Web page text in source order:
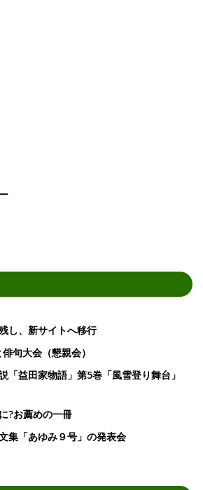
し、新サイトへ移行
句大会（懇親会）
「益田家物語」第5巻「風雪登り舞台」
?お薦めの一冊
集「あゆみ９号」の発表会